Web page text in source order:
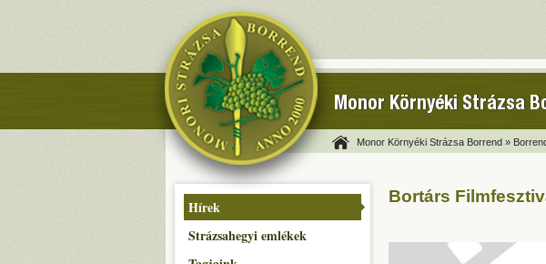
Monor Környéki Strázsa
Monor Környéki Strázsa Borrend »
Hírek
Strázsahegyi emlékek
Bortárs